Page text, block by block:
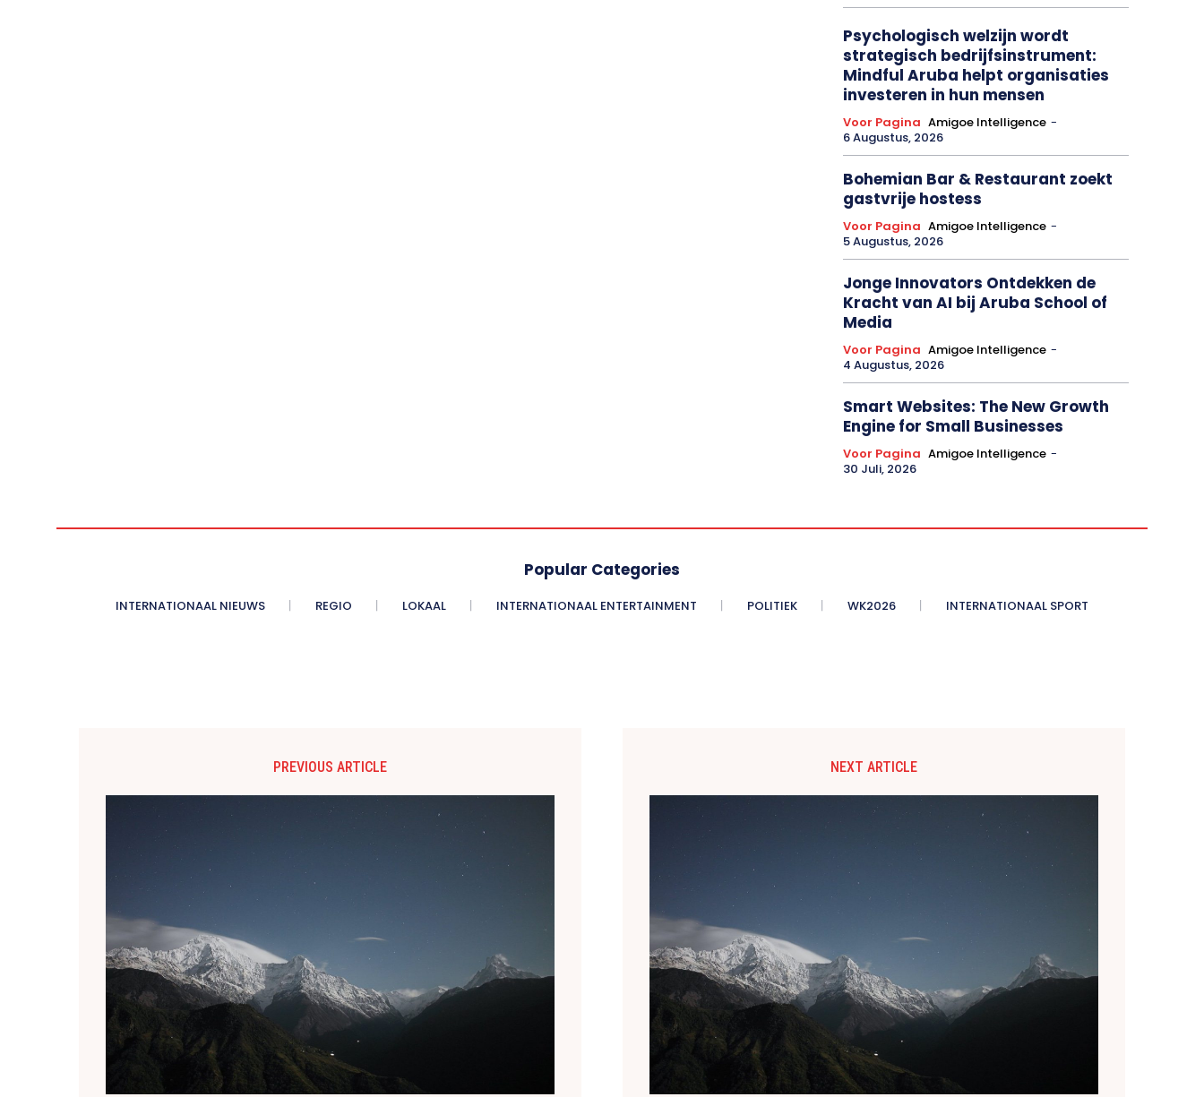
Psychologisch welzijn wordt
strategisch bedrijfsinstrument:
Mindful Aruba helpt organisaties
investeren in hun mensen
Voor Pagina Amigoe Intelligence -
6 Augustus, 2026
Bohemian Bar & Restaurant zoekt
gastvrije hostess
Voor Pagina Amigoe Intelligence -
5 Augustus, 2026
Jonge Innovators Ontdekken de
Kracht van AI bij Aruba School of
Media
Voor Pagina Amigoe Intelligence -
4 Augustus, 2026
Smart Websites: The New Growth
Engine for Small Businesses
Voor Pagina Amigoe Intelligence -
30 Juli, 2026
Popular Categories
INTERNATIONAAL NIEUWS REGIO LOKAAL INTERNATIONAAL ENTERTAINMENT POLITIEK WK2026 INTERNATIONAAL SPORT
PREVIOUS ARTICLE NEXT ARTICLE